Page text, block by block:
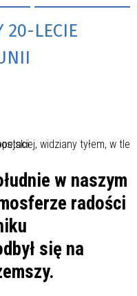
20-LECIE
w naszym
radości
się na